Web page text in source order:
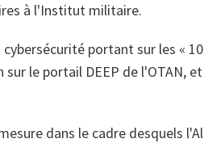
à l'Institut militaire.
portant sur les «
le portail DEEP de l'OTAN,
dans le cadre desquels